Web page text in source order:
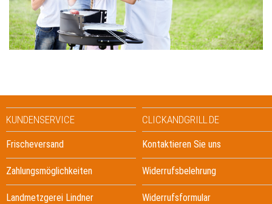
KUNDENSERVICE
Frischeversand
Zahlungsmöglichkeiten
Landmetzgerei Lindner
CLICKANDGRILL.DE
Kontaktieren Sie uns
Widerrufsbelehrung
Widerrufsformular